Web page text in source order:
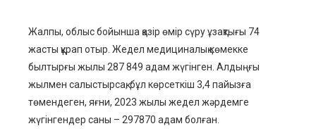
Жалпы, облыс бойыншақазір өмір сүру ұзақтығы 74
жасты құрап отыр. Жедел медициналық көмекке
былтырғы жылы 287 849 адам жүгінген. Алдыңғы
жылмен салыстырсақ, бұл көрсеткіш 3,4пайызға
төмендеген, яғни, 2023 жылы жедел жәрдемге
жүгінгендер саны – 297870 адам болған.